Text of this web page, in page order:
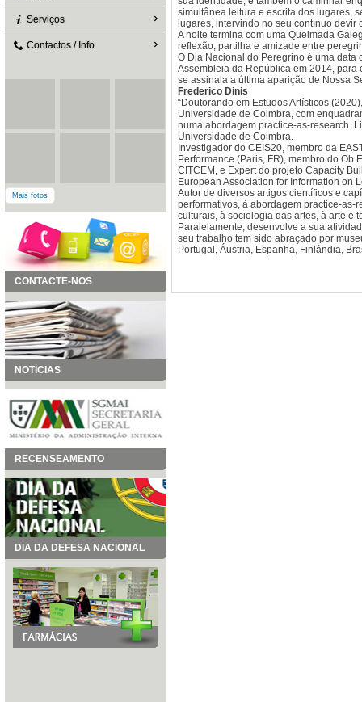
Serviços
Contactos / Info
Mais fotos
CONTACTE-NOS
NOTÍCIAS
RECENSEAMENTO
DIA DA DEFESA NACIONAL
simultânea leitura e escrita dos lugares,
lugares, intervindo no seu contínuo
A noite termina com uma Queimada
reflexão, partilha e amizade entre
O Dia Nacional do Peregrino é uma
Assembleia da República em 2014,
se assinala a última aparição de Nossa
Frederico Dinis
“Doutorando em Estudos Artísticos
Universidade de Coimbra, com
numa abordagem practice-as-research.
Universidade de Coimbra.
Investigador do CEIS20, membro da
Performance (Paris, FR), membro do
CITCEM, e Expert do projeto Capacity
European Association for Information on
Autor de diversos artigos científicos e
performativos, à abordagem practice-as-
culturais, à sociologia das artes, à arte e
Paralelamente, desenvolve a sua
seu trabalho tem sido abraçado por
Portugal, Áustria, Espanha, Finlândia,